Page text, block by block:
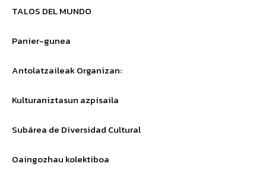
TALOS DEL MUNDO
Panier-gunea
AntolatzaileakOrganizan:
Kulturaniztasun azpisaila
Subárea de Diversidad Cultural
Oaingozhau kolektiboa